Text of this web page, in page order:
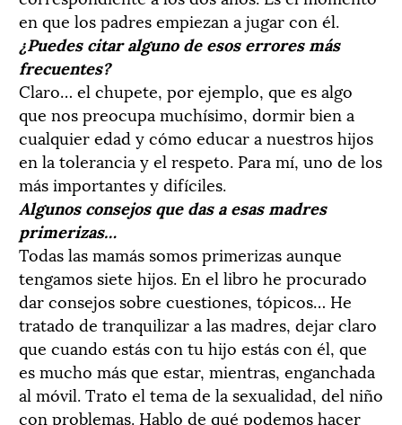
en que los padres empiezan a jugar con él.
¿Puedes citar alguno de esos errores más
frecuentes?
Claro… el chupete, por ejemplo, que es algo
que nos preocupa muchísimo, dormir bien a
cualquier edad y cómo educar a nuestros hijos
en la tolerancia y el respeto. Para mí, uno de los
más importantes y difíciles.
Algunos consejos que das a esas madres
primerizas…
Todas las mamás somos primerizas aunque
tengamos siete hijos. En el libro he procurado
dar consejos sobre cuestiones, tópicos… He
tratado de tranquilizar a las madres, dejar claro
que cuando estás con tu hijo estás con él, que
es mucho más que estar, mientras, enganchada
al móvil. Trato el tema de la sexualidad, del niño
con problemas. Hablo de qué podemos hacer